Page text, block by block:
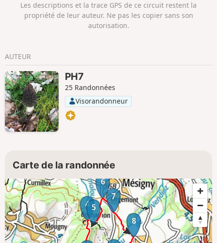
Les descriptions et la trace GPS de ce circuit restent la
propriété de leur auteur. Ne pas les copier sans son
autorisation.
AUTEUR
PH7
25 Randonnées
Visorandonneur
Carte de la randonnée
4 5
6
7
8